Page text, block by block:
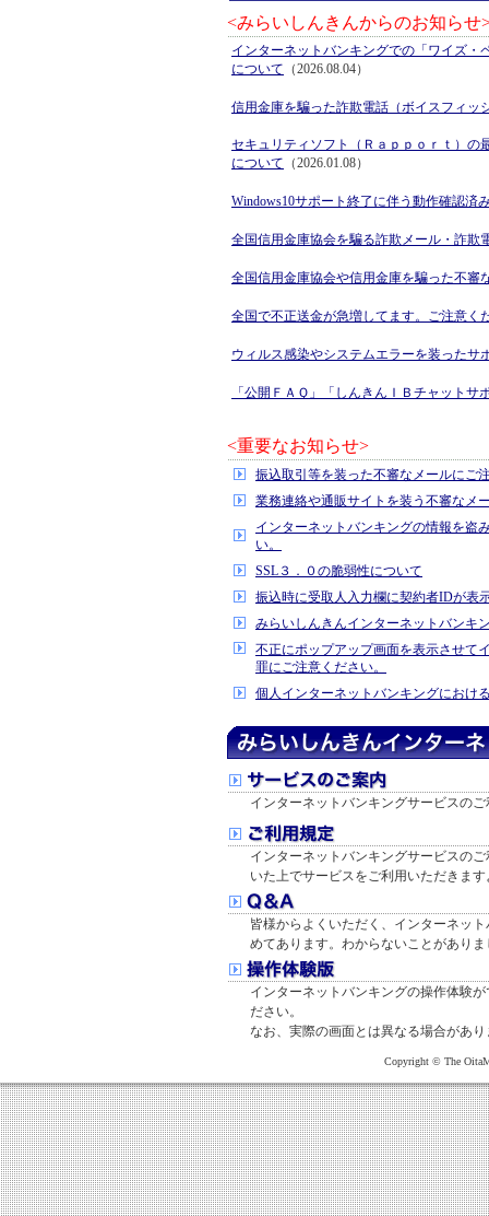
<みらいしんきんからのお知らせ
インターネットバンキングでの「ワイズ
について （2026.08.04）
信用金庫を騙った詐欺電話（ボイスフィッ
セキュリティソフト（Ｒａｐｐｏｒｔ）の
について （2026.01.08）
Windows10サポート終了に伴う動作確認済
全国信用金庫協会を騙る詐欺メール・詐欺
全国信用金庫協会や信用金庫を騙った不審
全国で不正送金が急増してます。ご注意く
ウィルス感染やシステムエラーを装ったサ
「公開ＦＡＱ」「しんきんＩＢチャットサ
<重要なお知らせ>
振込取引等を装った不審なメールにご
業務連絡や通販サイトを装う不審なメ
インターネットバンキングの情報を盗
い。
SSL３．０の脆弱性について
振込時に受取人入力欄に契約者IDが表
みらいしんきんインターネットバンキ
不正にポップアップ画面を表示させて
罪にご注意ください。
個人インターネットバンキングにおけ
インターネットバンキングサービスの
インターネットバンキングサービスの
いた上でサービスをご利用いただきま
皆様からよくいただく、インターネッ
めてあります。わからないことがあり
インターネットバンキングの操作体験
ださい。
なお、実際の画面とは異なる場合があ
Copyright © The